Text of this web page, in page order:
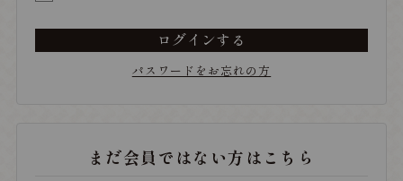
ログインする
パスワードをお忘れの方
まだ会員ではない方はこちら